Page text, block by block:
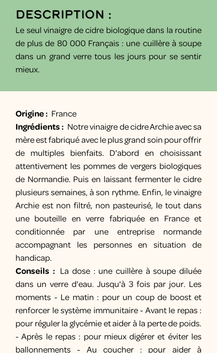
Description :
Le seul vinaigre de cidre biologique dans la routine
de plus de 80 000 Français : une cuillère à soupe
dans un grand verre tous les jours pour se sentir
mieux.
Origine : France
Ingrédients : Notre vinaigre de cidre Archie avec sa
mère est fabriqué avec le plus grand soin pour offrir
de multiples bienfaits. D'abord en choisissant
attentivement les pommes de vergers biologiques
de Normandie. Puis en laissant fermenter le cidre
plusieurs semaines, à son rythme. Enfin, le vinaigre
Archie est non filtré, non pasteurisé, le tout dans
une bouteille en verre fabriquée en France et
conditionnée par une entreprise normande
accompagnant les personnes en situation de
handicap.
Conseils : La dose : une cuillère à soupe diluée
dans un verre d'eau. Jusqu'à 3 fois par jour. Les
moments - Le matin : pour un coup de boost et
renforcer le système immunitaire - Avant le repas :
pour réguler la glycémie et aider à la perte de poids.
- Après le repas : pour mieux digérer et éviter les
ballonnements - Au coucher : pour aider à